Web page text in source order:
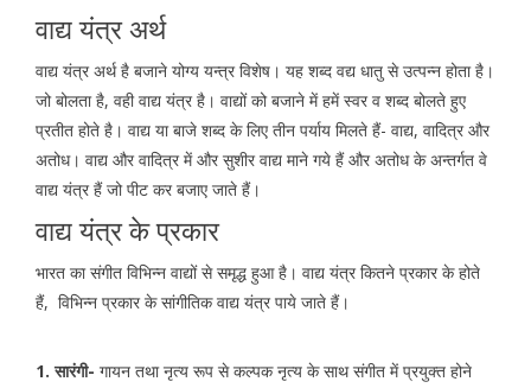
वाद्य यंत्र अर्थ
वाद्य यंत्र अर्थ है बजाने योग्य यन्त्र विशेष। यह शब्द वद्य धातु से उत्पन्न होता है।
जो बोलता है, वही वाद्य यंत्र है। वाद्यों को बजाने में हमें स्वर व शब्द बोलते हुए
प्रतीत होते है। वाद्य या बाजे शब्द के लिए तीन पर्याय मिलते हैं- वाद्य, वादित्र और
अतोध। वाद्य और वादित्र में और सुशीर वाद्य माने गये हैं और अतोध के अन्तर्गत वे
वाद्य यंत्र हैं जो पीट कर बजाए जाते हैं।
वाद्य यंत्र के प्रकार
भारत का संगीत विभिन्न वाद्यों से समृद्ध हुआ है। वाद्य यंत्र कितने प्रकार के होते
हैं, विभिन्न प्रकार के सांगीतिक वाद्य यंत्र पाये जाते हैं।
1. सारंगी- गायन तथा नृत्य रूप से कल्पक नृत्य के साथ संगीत में प्रयुक्त होने